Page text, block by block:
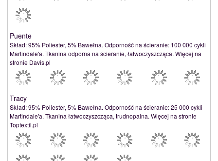
Puente
Skład: 95% Poliester, 5% Bawełna. Odporność na ścieranie: 100 000 cykli
Martindale'a. Tkanina odporna na ścieranie, łatwoczyszcząca. Więcej na
stronie Davis.pl
Tracy
Skład: 95% Poliester, 5% Bawełna. Odporność na ścieranie: 25 000 cykli
Martindale'a. Tkanina łatwoczyszcząca, trudnopalna. Więcej na stronie
Toptextil.pl